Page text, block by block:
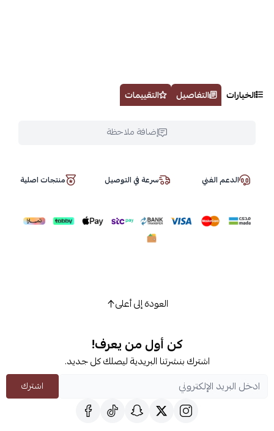
الخيارات التفاصيل التقييمات
إضافة ملاحظة
الدعم الفني سرعة في التوصيل منتجات اصلية
العودة إلى أعلى
كن أول من يعرف!
اشترك بنشرتنا البريدية ليصلك كل جديد.
اشترك